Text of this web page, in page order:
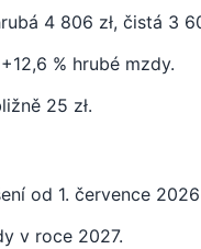
4 806 zł, čistá 3
% hrubé mzdy.
25 zł.
od 1. července
v roce 2027.